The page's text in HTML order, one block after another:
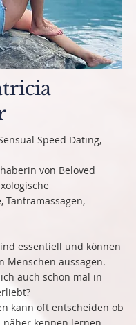
Speed Dating,
von Beloved
Tantramassagen,
essentiell und können
Menschen aussagen.
auch schon mal in
kann oft entscheiden ob